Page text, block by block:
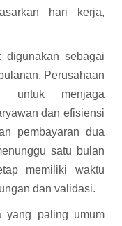
hari kerja,
digunakan sebagai
Perusahaan
untuk menjaga
dan efisiensi
pembayaran dua
satu bulan
memiliki waktu
dan validasi.
yang paling umum